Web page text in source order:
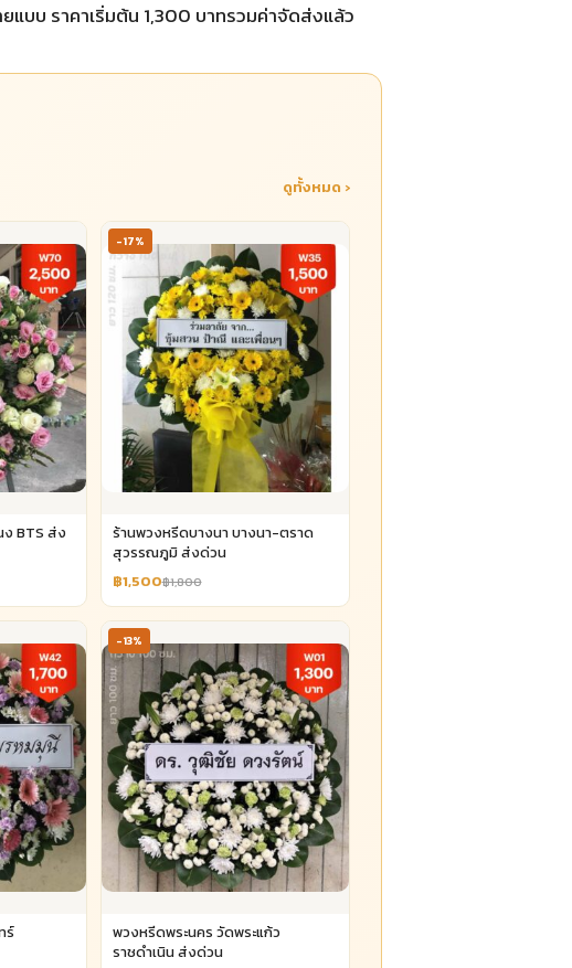
แบบ ราคาเริ่มต้น 1,300 บาทรวมค่าจัดส่งแล้ว
ดูทั้งหมด ›
BTS ส่ง
-17%
ร้านพวงหรีดบางนา บางนา-ตราด
สุวรรณภูมิ ส่งด่วน
฿1,500฿1,800
ร์
-13%
พวงหรีดพระนคร วัดพระแก้ว
ราชดำเนิน ส่งด่วน